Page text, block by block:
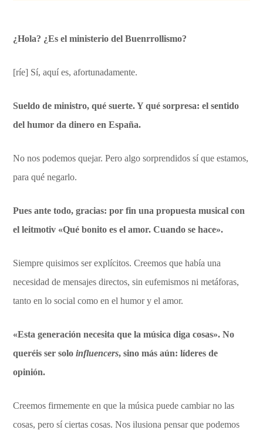
¿Hola? ¿Es el ministerio del Buenrrollismo?
[ríe] Sí, aquí es, afortunadamente.
Sueldo de ministro, qué suerte. Y qué sorpresa: el sentido
del humor da dinero en España.
No nos podemos quejar. Pero algo sorprendidos sí que estamos,
para qué negarlo.
Pues ante todo, gracias: por fin una propuesta musical con
el leitmotiv «Qué bonito es el amor. Cuando se hace».
Siempre quisimos ser explícitos. Creemos que había una
necesidad de mensajes directos, sin eufemismos ni metáforas,
tanto en lo social como en el humor y el amor.
«Esta generación necesita que la música diga cosas». No
queréis ser soloinfluencers, sino más aún: líderes de
opinión.
Creemos firmemente en que la música puede cambiar no las
cosas, pero sí ciertas cosas. Nos ilusiona pensar que podemos